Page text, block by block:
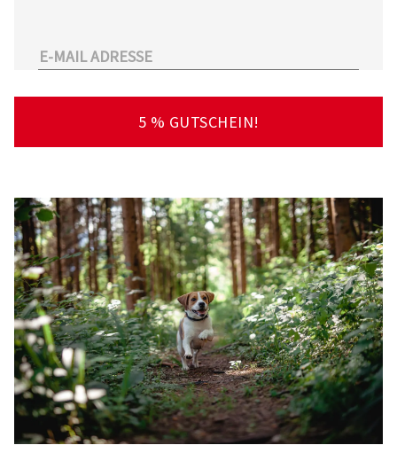
großen Anzahl an Partnertierärzten
finden – deutschlandweit!
5 % GUTSCHEIN!